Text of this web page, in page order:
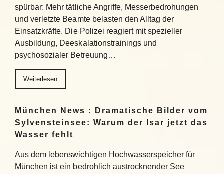
spürbar: Mehr tätliche Angriffe, Messerbedrohungen
und verletzte Beamte belasten den Alltag der
Einsatzkräfte. Die Polizei reagiert mit spezieller
Ausbildung, Deeskalationstrainings und
psychosozialer Betreuung…
Weiterlesen
München News : Dramatische Bilder vom
Sylvensteinsee: Warum der Isar jetzt das
Wasser fehlt
Aus dem lebenswichtigen Hochwasserspeicher für
München ist ein bedrohlich austrocknender See